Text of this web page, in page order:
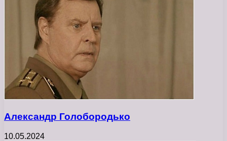
Александр Голобородько
10.05.2024